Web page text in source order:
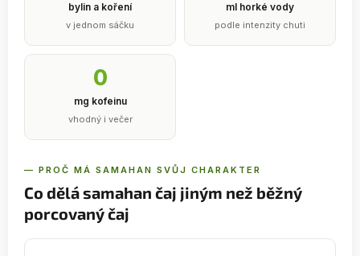
bylin a koření
v jednom sáčku
ml horké vody
podle intenzity chuti
0
mg kofeinu
vhodný i večer
— PROČ MÁ SAMAHAN SVŮJ CHARAKTER
Co dělá samahan čaj jiným než běžný
porcovaný čaj